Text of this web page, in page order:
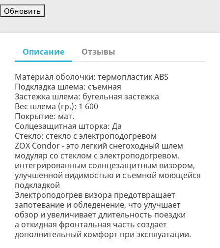
Описание Отзывы
Материал оболочки: термопластик ABS
Подкладка шлема: съемная
Застежка шлема: бугельная застежка
Вес шлема (гр.): 1 600
Покрытие: мат.
Солцезащитная шторка: Да
Стекло: стекло с электроподогревом
ZOX Condor - это легкий снегоходный шлем
модуляр со стеклом с электроподогревом,
интегрированным солнцезащитным визором,
улучшенной видимостью и съемной моющейся
подкладкой
Электроподогрев визора предотвращает
запотевание и обледенение, что улучшает
обзор и увеличивает длительность поездки
а откидная фронтальная часть создает
дополнительный комфорт при эксплуатации.